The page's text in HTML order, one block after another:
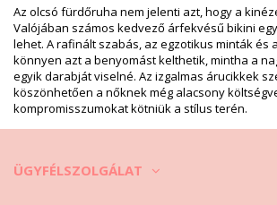
Az olcsó fürdőruha nem jelenti azt, hogy a
Valójában számos kedvező árfekvésű bikini
lehet. A rafinált szabás, az egzotikus minták és
könnyen azt a benyomást kelthetik, mintha a
egyik darabját viselné. Az izgalmas árucikkek
köszönhetően a nőknek még alacsony
kompromisszumokat kötniük a stílus terén.
ÜGYFÉLSZOLGÁLAT